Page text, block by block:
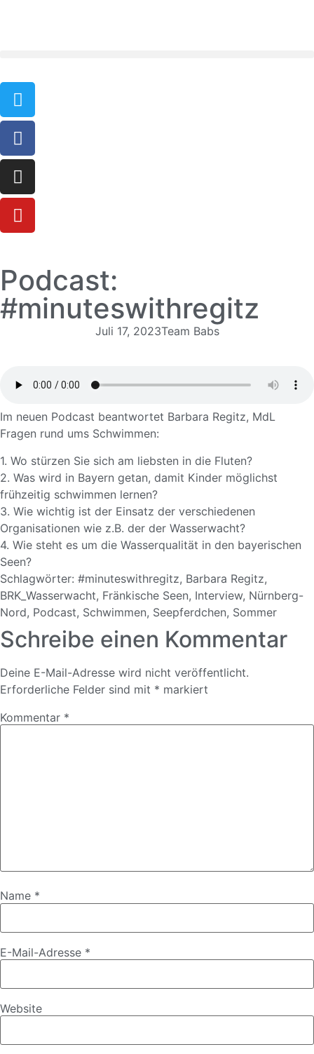
Podcast:
#minuteswithregitz
Juli 17, 2023Team Babs
Im neuen Podcast beantwortet Barbara Regitz, MdL
Fragen rund ums Schwimmen:
1. Wo stürzen Sie sich am liebsten in die Fluten?
2. Was wird in Bayern getan, damit Kinder möglichst
frühzeitig schwimmen lernen?
3. Wie wichtig ist der Einsatz der verschiedenen
Organisationen wie z.B. der der Wasserwacht?
4. Wie steht es um die Wasserqualität in den bayerischen
Seen?
Schlagwörter: #minuteswithregitz, Barbara Regitz,
BRK_Wasserwacht, Fränkische Seen, Interview, Nürnberg-
Nord, Podcast, Schwimmen, Seepferdchen, Sommer
Schreibe einen Kommentar
Deine E-Mail-Adresse wird nicht veröffentlicht.
Erforderliche Felder sind mit * markiert
Kommentar *
Name *
E-Mail-Adresse *
Website